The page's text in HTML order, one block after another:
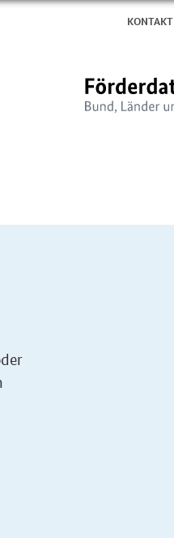
KONTAKT